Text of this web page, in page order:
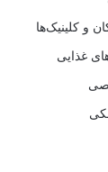
و کلینیک‌ها
غذایی